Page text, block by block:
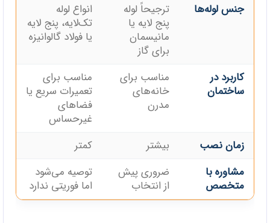
جنس لوله‌ها
ترجیحاً لوله
پنج لایه یا
مانیسمان
برای گاز
انواع لوله
تک‌لایه، پنج لایه
یا فولاد گالوانیزه
کاربرد در
ساختمان
مناسب برای
خانه‌های
مدرن
مناسب برای
تعمیرات سریع یا
فضاهای
غیرحساس
زمان نصب
بیشتر
کمتر
مشاوره با
متخصص
ضروری پیش
از انتخاب
توصیه می‌شود
اما فوریتی ندارد